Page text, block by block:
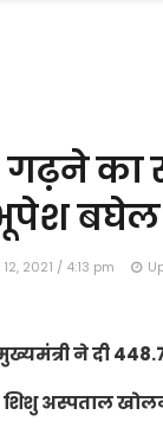
का
भूपेश बघेल
2021 / 4:13 pm
ने दी
शिशु अस्पताल